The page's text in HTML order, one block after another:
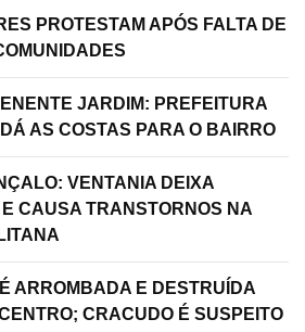
PROTESTAM APÓS FALTA DE
JARDIM: PREFEITURA
AS COSTAS PARA O BAIRRO
VENTANIA DEIXA
CAUSA TRANSTORNOS NA
ARROMBADA E DESTRUÍDA
CRACUDO É SUSPEITO